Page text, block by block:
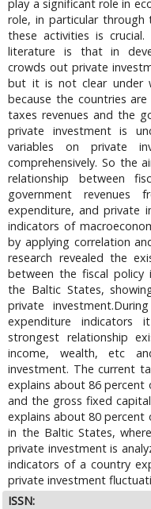
play a significant role in
role, in particular
these activities is
literature is that in
crowds out private
but it is not clear under
because the countries
taxes revenues and the
private investment is
variables on private
comprehensively. So the
relationship between
government
expenditure, and private
indicators of
by applying correlation
research revealed the
between the fiscal policy
the Baltic States,
private
expenditure
strongest relationship
income, wealth, etc
investment. The current
explains about 86
and the gross fixed
explains about 80
in the Baltic States,
private investment is
indicators of a country
private investment
ISSN: